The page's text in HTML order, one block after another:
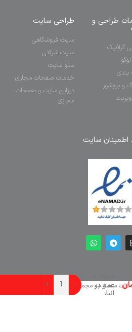
طراحی و
گرافیک
بندی
و بروشور
طراحی سایت
سایت فروشگاهی
سایت شرکتی
سئو سایت
خدمات صفحات مجازی
دیزاین سایت و صفحات
مجازی
اطمینان سایت
متعلق به مجموعه طراحان پرتو است.
عدد در
انبار
-
+